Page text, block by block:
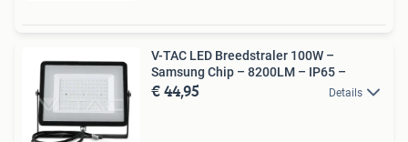
V-TAC LED Breedstraler 100W –
Samsung Chip – 8200LM – IP65 –
€ 44,95 Details